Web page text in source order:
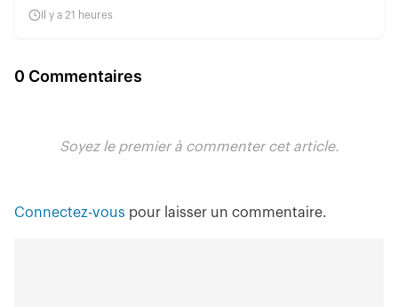
Il y a 21 heures
0 Commentaires
Soyez le premier à commenter cet article.
Connectez-vous pour laisser un commentaire.